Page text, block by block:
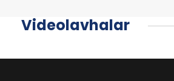
Videolavhalar